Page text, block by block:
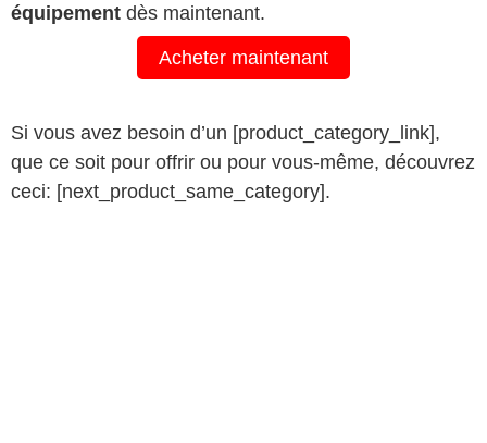
équipement dès maintenant.
Acheter maintenant
Si vous avez besoin d’un [product_category_link],
que ce soit pour offrir ou pour vous-même, découvrez
ceci: [next_product_same_category].